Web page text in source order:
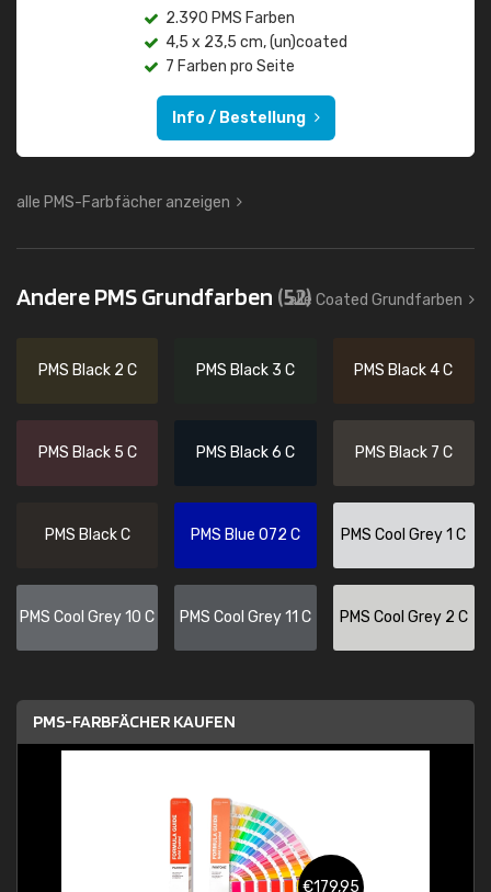
2.390 PMS Farben
4,5 x 23,5 cm, (un)coated
7 Farben pro Seite
Info / Bestellung
alle PMS-Farbfächer anzeigen
Andere PMS Grundfarben (52)
alle Coated Grundfarben
PMS Black 2 C PMS Black 3 C PMS Black 4 C
PMS Black 5 C PMS Black 6 C PMS Black 7 C
PMS Black C PMS Blue 072 C PMS Cool Grey 1 C
PMS Cool Grey 10 C PMS Cool Grey 11 C PMS Cool Grey 2 C
PMS-FARBFÄCHER KAUFEN
€179,95